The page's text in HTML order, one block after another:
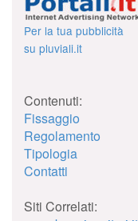
Per la tua pubblicità
su pluviali.it
Contenuti:
Fissaggio
Regolamento
Tipologia
Contatti
Siti Correlati: